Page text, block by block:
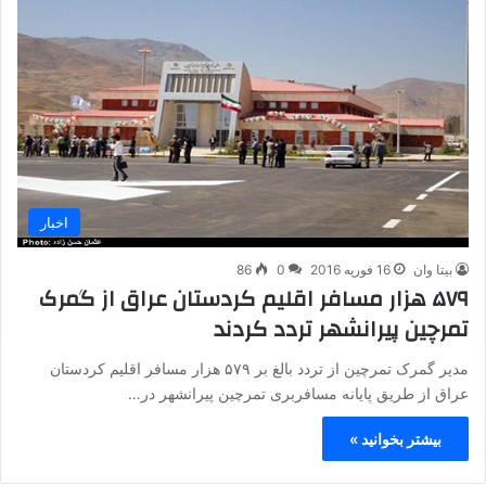
اخبار
بیتا وان 16 فوریه 2016 0
86
۵۷۹ هزار مسافر اقلیم کردستان عراق از گمرک
تمرچین پیرانشهر تردد کردند
مدیر گمرک تمرچین از تردد بالغ بر ۵۷۹ هزار مسافر اقلیم کردستان
عراق از طریق پایانه مسافربری تمرچین پیرانشهر در…
بیشتر بخوانید »